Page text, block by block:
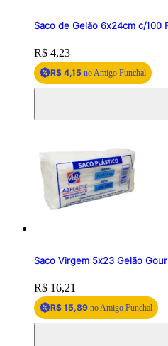
Saco de Gelão 6x24cm c/100
Price:
R$ 4,23
R$ 4,15 no Amigo Funchal
Saco Virgem 5x23 Gelão
Price:
R$ 16,21
R$ 15,89 no Amigo Funchal